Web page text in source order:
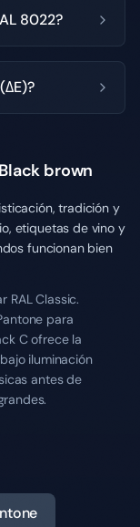
8022?
brown
tradición y
etiquetas de vino y
funcionan bien
RAL Classic.
para
C ofrece la
iluminación
antes de